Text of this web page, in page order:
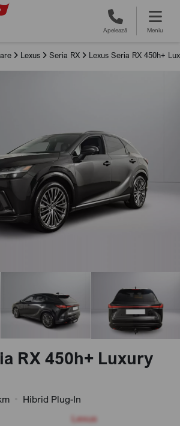
Apelează Meniu
Lexus Seria RX Lexus Seria RX 450h+
RX 450h+ Luxury
Hibrid Plug-In
Lexus